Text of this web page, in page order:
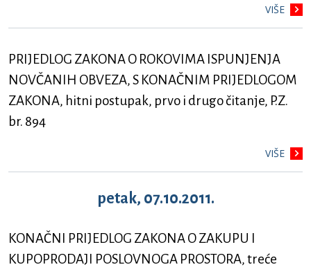
VIŠE
PRIJEDLOG ZAKONA O ROKOVIMA ISPUNJENJA
NOVČANIH OBVEZA, S KONAČNIM PRIJEDLOGOM
ZAKONA, hitni postupak, prvo i drugo čitanje, P.Z.
br. 894
VIŠE
petak, 07.10.2011.
KONAČNI PRIJEDLOG ZAKONA O ZAKUPU I
KUPOPRODAJI POSLOVNOGA PROSTORA, treće